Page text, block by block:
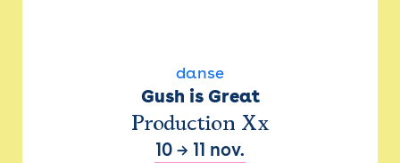
danse
Gush is Great
Production Xx
10 → 11 nov.